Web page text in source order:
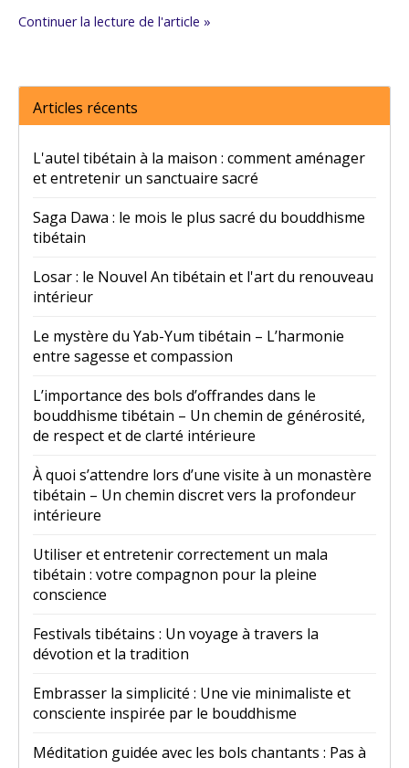
Continuer la lecture de l'article »
Articles récents
L'autel tibétain à la maison : comment aménager
et entretenir un sanctuaire sacré
Saga Dawa : le mois le plus sacré du bouddhisme
tibétain
Losar : le Nouvel An tibétain et l'art du renouveau
intérieur
Le mystère du Yab-Yum tibétain – L’harmonie
entre sagesse et compassion
L’importance des bols d’offrandes dans le
bouddhisme tibétain – Un chemin de générosité,
de respect et de clarté intérieure
À quoi s’attendre lors d’une visite à un monastère
tibétain – Un chemin discret vers la profondeur
intérieure
Utiliser et entretenir correctement un mala
tibétain : votre compagnon pour la pleine
conscience
Festivals tibétains : Un voyage à travers la
dévotion et la tradition
Embrasser la simplicité : Une vie minimaliste et
consciente inspirée par le bouddhisme
Méditation guidée avec les bols chantants : Pas à